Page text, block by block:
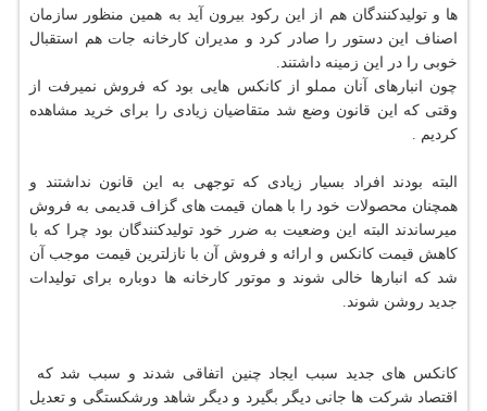
ها و تولیدکنندگان هم از این رکود بیرون آید به همین منظور سازمان
اصناف این دستور را صادر کرد و مدیران کارخانه جات هم استقبال
خوبی را در این زمینه داشتند.
چون انبارهای آنان مملو از کانکس هایی بود که فروش نمیرفت از
وقتی که این قانون وضع شد متقاضیان زیادی را برای خرید مشاهده
کردیم .
البته بودند افراد بسیار زیادی که توجهی به این قانون نداشتند و
همچنان محصولات خود را با همان قیمت های گزاف قدیمی به فروش
میرساندند البته این وضعیت به ضرر خود تولیدکنندگان بود چرا که با
کاهش قیمت کانکس و ارائه و فروش آن با نازلترین قیمت موجب آن
شد که انبارها خالی شوند و موتور کارخانه ها دوباره برای تولیدات
جدید روشن شوند.
کانکس های جدید سبب ایجاد چنین اتفاقی شدند و سبب شد که
اقتصاد شرکت ها جانی دیگر بگیرد و دیگر شاهد ورشکستگی و تعدیل